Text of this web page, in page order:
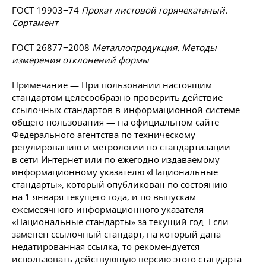
ГОСТ 19903−74 Прокат листовой горячекатаный.
Сортамент
ГОСТ 26877−2008 Металлопродукция. Методы
измерения отклонений формы
Примечание — При пользовании настоящим
стандартом целесообразно проверить действие
ссылочных стандартов в информационной системе
общего пользования — на официальном сайте
Федерального агентства по техническому
регулированию и метрологии по стандартизации
в сети Интернет или по ежегодно издаваемому
информационному указателю «Национальные
стандарты», который опубликован по состоянию
на 1 января текущего года, и по выпускам
ежемесячного информационного указателя
«Национальные стандарты» за текущий год. Если
заменен ссылочный стандарт, на который дана
недатированная ссылка, то рекомендуется
использовать действующую версию этого стандарта